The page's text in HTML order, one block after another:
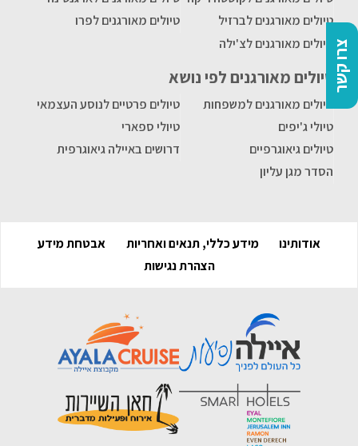
צרו קשר
טיולים מאורגנים לברזיל
טיולים מאורגנים לפרו
טיולים מאורגנים לצ'ילה
טיולים מאורגנים לפי נושא
טיולים מאורגנים למשפחות
טיולים פרטיים לנוסע העצמאי
טיולי ג'יפים
טיולי ספארי
טיולים גיאוגרפיים
דרושים באיילה גיאוגרפית
הסדר מגן עליון
אודותינו מידע כללי, תנאים ואחריות
אבטחת מידע
הצהרת נגישות